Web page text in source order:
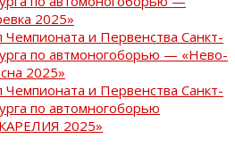
2025»
Чемпионата и Первенства Санкт-
по автмоногоборью — «Нево-
2025»
Чемпионата и Первенства Санкт-
по автомногоборью
2025»